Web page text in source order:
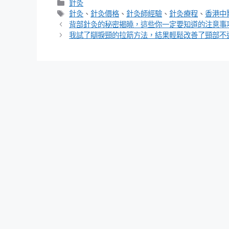
分
類
針灸
標
籤
針灸 、 針灸價格 、 針灸師經驗 、 針灸療程 、香港中
背部針灸的秘密揭曉，這些你一定要知道的注意事
我試了瞓捩頸的拉筋方法，結果輕鬆改善了頸部不